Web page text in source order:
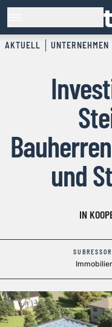
AKTUELL UNTERNEHMEN
und
IN